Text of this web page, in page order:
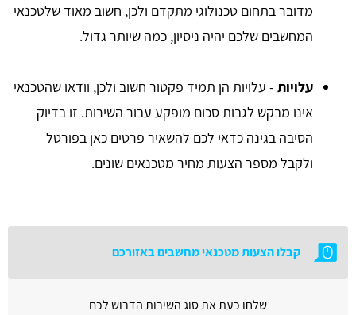
מדובר בתחום טכנולוגי מתקדם ולכן, חשוב מאוד שלטכנאי
המחשבים שלכם יהיה ניסיון, כמה שיותר גדול.
עלויות - עלויות הן תמיד פקטור חשוב ולכן, וודאו שהטכנאי
אינו מבקש לגבות סכום מופקע עבור השירות. זו בדיוק
הסיבה בגינה כדאי לכם להשאיר פרטים כאן בפורטל
ולקבל מספר הצעות מחיר מטכנאים שונים.
קבלו הצעות מטכנאי מחשבים באזורכם
שלחו כעת את סוג השירות הדרוש לכם